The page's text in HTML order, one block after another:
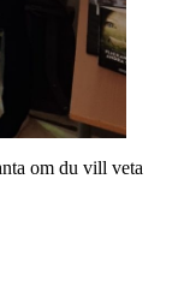
om du vill veta